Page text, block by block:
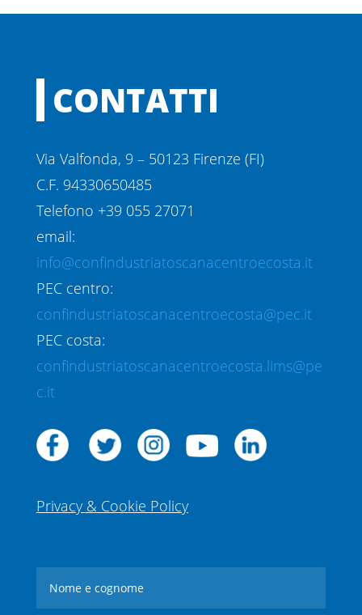
CONTATTI
Via Valfonda, 9 – 50123 Firenze (FI)
C.F. 94330650485
Telefono +39 055 27071
email:
info@confindustriatoscanacentroecosta.it
PEC centro:
confindustriatoscanacentroecosta@pec.it
PEC costa:
confindustriatoscanacentroecosta.lims@pe
c.it
Privacy & Cookie Policy